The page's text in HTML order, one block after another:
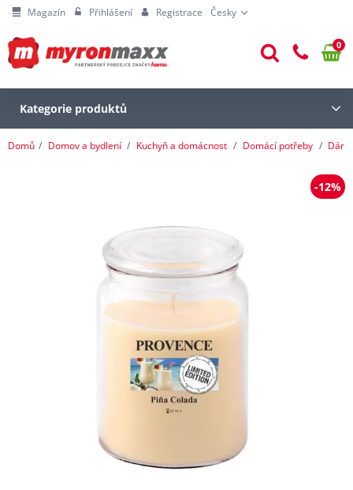
Magazín Přihlášení Registrace Česky
0
Kategorie produktů
Domů Domov a bydlení Kuchyň a domácnost Domácí potřeby
-12%